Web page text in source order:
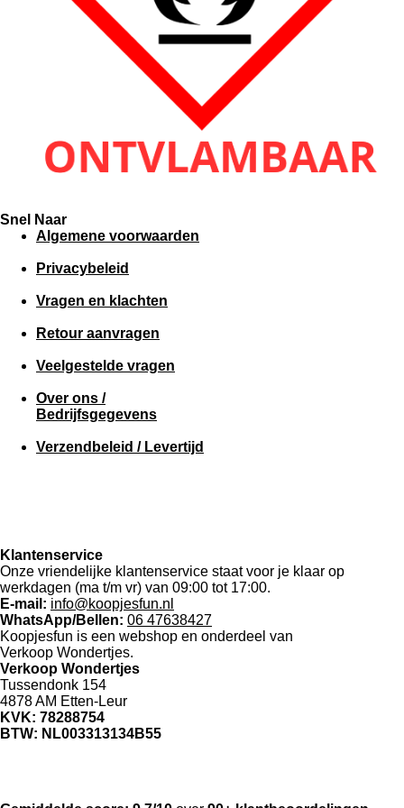
Snel Naar
Algemene voorwaarden
Privacybeleid
Vragen en klachten
Retour aanvragen
Veelgestelde vragen
Over ons /
Bedrijfsgegevens
Verzendbeleid / Levertijd
Klantenservice
Onze vriendelijke klantenservice staat voor je klaar op
werkdagen (ma t/m vr) van 09:00 tot 17:00.
E-mail: info@koopjesfun.nl
WhatsApp/Bellen: 06 47638427
Koopjesfun is een webshop en onderdeel van
Verkoop Wondertjes.
Verkoop Wondertjes
Tussendonk 154
4878 AM Etten-Leur
KVK: 78288754
BTW: NL003313134B55